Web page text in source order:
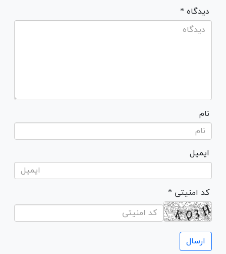
* دیدگاه
نام
ایمیل
* کد امنیتی